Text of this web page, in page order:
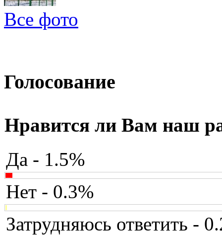
Все фото
Голосование
Нравится ли Вам наш
Да - 1.5%
Нет - 0.3%
Затрудняюсь ответить -